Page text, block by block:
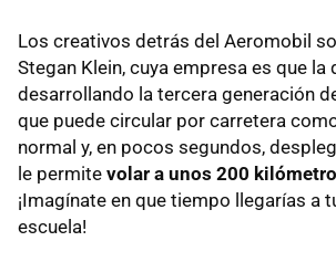
Los creativos detrás del Aeromobil
Stegan Klein, cuya empresa es que la
desarrollando la tercera generación
que puede circular por carretera
normal y, en pocos segundos,
le permite volar a unos 200
¡Imagínate en que tiempo llegarías a
escuela!